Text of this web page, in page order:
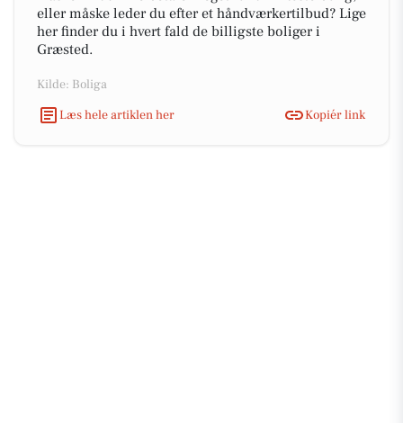
eller måske leder du efter et håndværkertilbud? Lige
her finder du i hvert fald de billigste boliger i
Græsted.
Kilde: Boliga
Læs hele artiklen her
Kopiér link